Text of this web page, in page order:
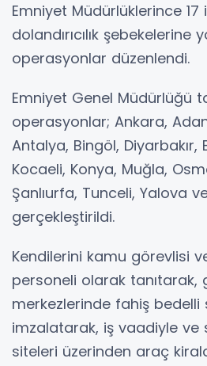
Emniyet Müdürlüklerince 17
dolandırıcılık şebekelerine
operasyonlar düzenlendi.
Emniyet Genel Müdürlüğü
operasyonlar; Ankara,
Antalya, Bingöl, Diyarbakır,
Kocaeli, Konya, Muğla,
Şanlıurfa, Tunceli, Yalova
gerçekleştirildi.
Kendilerini kamu görevlisi
personeli olarak tanıtarak,
merkezlerinde fahiş bedelli
imzalatarak, iş vaadiyle ve
siteleri üzerinden araç